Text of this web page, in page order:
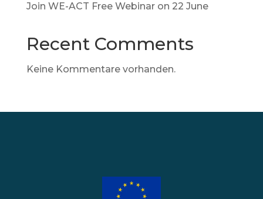
Join WE-ACT Free Webinar on 22 June
Recent Comments
Keine Kommentare vorhanden.